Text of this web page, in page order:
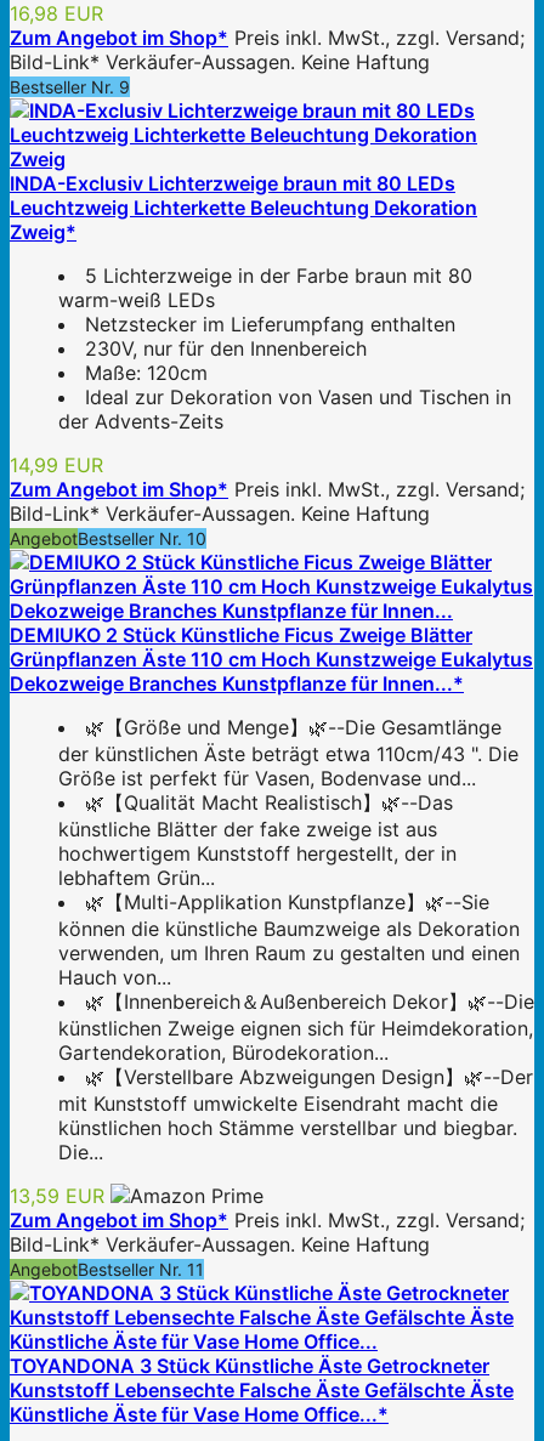
16,98 EUR
Zum Angebot im Shop* Preis inkl. MwSt., zzgl. Versand;
Bild-Link* Verkäufer-Aussagen. Keine Haftung
Bestseller Nr. 9
INDA-Exclusiv Lichterzweige braun mit 80 LEDs
Leuchtzweig Lichterkette Beleuchtung Dekoration
Zweig*
5 Lichterzweige in der Farbe braun mit 80
warm-weiß LEDs
Netzstecker im Lieferumpfang enthalten
230V, nur für den Innenbereich
Maße: 120cm
Ideal zur Dekoration von Vasen und Tischen in
der Advents-Zeits
14,99 EUR
Zum Angebot im Shop* Preis inkl. MwSt., zzgl. Versand;
Bild-Link* Verkäufer-Aussagen. Keine Haftung
AngebotBestseller Nr. 10
DEMIUKO 2 Stück Künstliche Ficus Zweige Blätter
Grünpflanzen Äste 110 cm Hoch Kunstzweige Eukalytus
Dekozweige Branches Kunstpflanze für Innen...*
🌿【Größe und Menge】🌿--Die Gesamtlänge
der künstlichen Äste beträgt etwa 110cm/43 ". Die
Größe ist perfekt für Vasen, Bodenvase und...
🌿【Qualität Macht Realistisch】🌿--Das
künstliche Blätter der fake zweige ist aus
hochwertigem Kunststoff hergestellt, der in
lebhaftem Grün...
🌿【Multi-Applikation Kunstpflanze】🌿--Sie
können die künstliche Baumzweige als Dekoration
verwenden, um Ihren Raum zu gestalten und einen
Hauch von...
🌿【Innenbereich＆Außenbereich Dekor】🌿--Die
künstlichen Zweige eignen sich für Heimdekoration,
Gartendekoration, Bürodekoration...
🌿【Verstellbare Abzweigungen Design】🌿--Der
mit Kunststoff umwickelte Eisendraht macht die
künstlichen hoch Stämme verstellbar und biegbar.
Die...
13,59 EUR
Zum Angebot im Shop* Preis inkl. MwSt., zzgl. Versand;
Bild-Link* Verkäufer-Aussagen. Keine Haftung
AngebotBestseller Nr. 11
TOYANDONA 3 Stück Künstliche Äste Getrockneter
Kunststoff Lebensechte Falsche Äste Gefälschte Äste
Künstliche Äste für Vase Home Office...*